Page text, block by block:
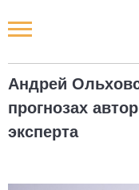
Андрей
прогнозах
эксперта
Новости РФ
Новости компаний
Наши мероприятия